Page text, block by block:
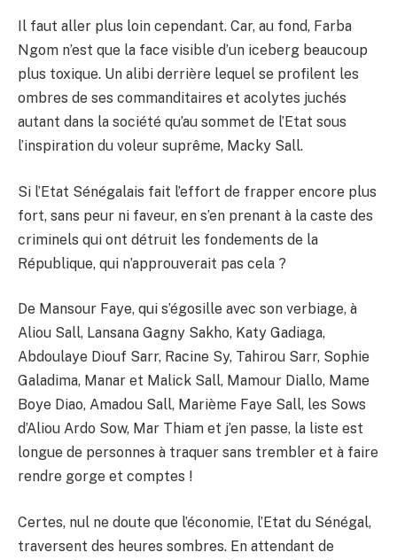
Il faut aller plus loin cependant. Car, au fond, Farba
Ngom n’est que la face visible d’un iceberg beaucoup
plus toxique. Un alibi derrière lequel se profilent les
ombres de ses commanditaires et acolytes juchés
autant dans la société qu’au sommet de l’Etat sous
l’inspiration du voleur suprême, Macky Sall.
Si l’Etat Sénégalais fait l’effort de frapper encore plus
fort, sans peur ni faveur, en s’en prenant à la caste des
criminels qui ont détruit les fondements de la
République, qui n’approuverait pas cela ?
De Mansour Faye, qui s’égosille avec son verbiage, à
Aliou Sall, Lansana Gagny Sakho, Katy Gadiaga,
Abdoulaye Diouf Sarr, Racine Sy, Tahirou Sarr, Sophie
Galadima, Manar et Malick Sall, Mamour Diallo, Mame
Boye Diao, Amadou Sall, Marième Faye Sall, les Sows
d’Aliou Ardo Sow, Mar Thiam et j’en passe, la liste est
longue de personnes à traquer sans trembler et à faire
rendre gorge et comptes !
Certes, nul ne doute que l’économie, l’Etat du Sénégal,
traversent des heures sombres. En attendant de